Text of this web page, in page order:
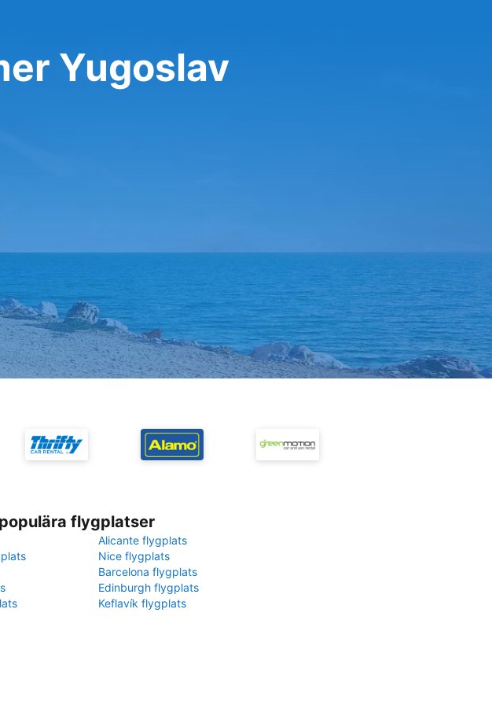
Yugoslav
flygplatser
Alicante flygplats
Nice flygplats
Barcelona flygplats
Edinburgh flygplats
Keflavík flygplats